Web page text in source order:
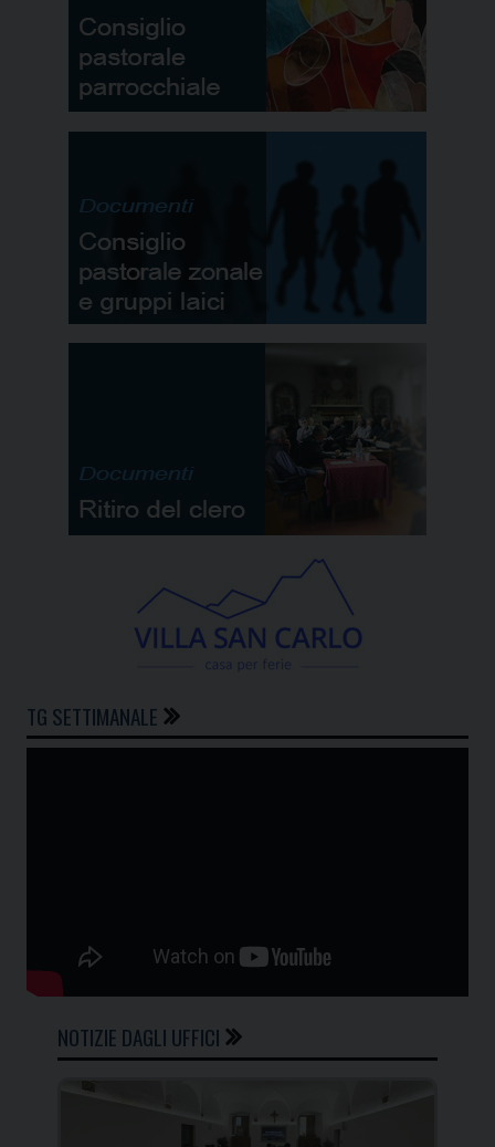
TG SETTIMANALE
NOTIZIE DAGLI UFFICI